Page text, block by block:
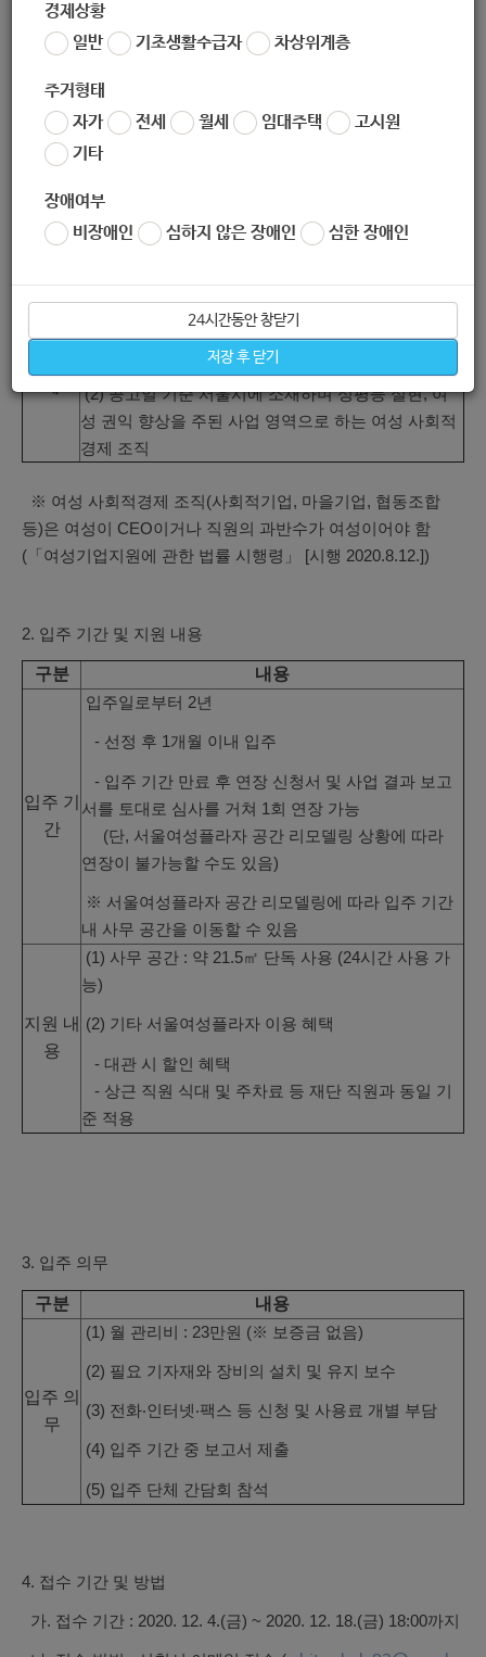
경제상황
일반
기초생활수급자 차상위계층
주거형태
자가
전세 월세 임대주택
고시원
기타
장애여부
비장애인
심하지 않은 장애인 심한 장애인
24시간동안 창닫기
저장 후 닫기
서울시여성가족재단 대표이사
1. 선정 규모 및 대상 단체
선정 규
(1) 공고일 기준 서울시에 소재하며 성평등 실현, 여
성 권익 향상 활동을 하는 서울시 또는 정부부처 등록
여성 비영리민간단체 또는 비영리법인
(2) 공고일 기준 서울시에 소재하며 성평등 실현, 여
성 권익 향상을 주된 사업 영역으로 하는 여성 사회적
경제 조직
※ 여성 사회적경제 조직(사회적기업, 마을기업, 협동조합
등)은 여성이 CEO이거나 직원의 과반수가 여성이어야 함
(「여성기업지원에 관한 법률 시행령」 [시행 2020.8.12.])
2. 입주 기간 및 지원 내용
구분 내용
입주 기
간
입주일로부터 2년
- 선정 후 1개월 이내 입주
- 입주 기간 만료 후 연장 신청서 및 사업 결과 보고
서를 토대로 심사를 거쳐 1회 연장 가능
(단, 서울여성플라자 공간 리모델링 상황에 따라
연장이 불가능할 수도 있음)
※ 서울여성플라자 공간 리모델링에 따라 입주 기간
내 사무 공간을 이동할 수 있음
지원 내
용
(1) 사무 공간 : 약 21.5㎡ 단독 사용 (24시간 사용 가
능)
(2) 기타 서울여성플라자 이용 혜택
- 대관 시 할인 혜택
- 상근 직원 식대 및 주차료 등 재단 직원과 동일 기
준 적용
3. 입주 의무
구분 내용
입주 의
무
(1) 월 관리비 : 23만원 (※ 보증금 없음)
(2) 필요 기자재와 장비의 설치 및 유지 보수
(3) 전화‧인터넷‧팩스 등 신청 및 사용료 개별 부담
(4) 입주 기간 중 보고서 제출
(5) 입주 단체 간담회 참석
4. 접수 기간 및 방법
가. 접수 기간 : 2020. 12. 4.(금) ~ 2020. 12. 18.(금) 18:00까지